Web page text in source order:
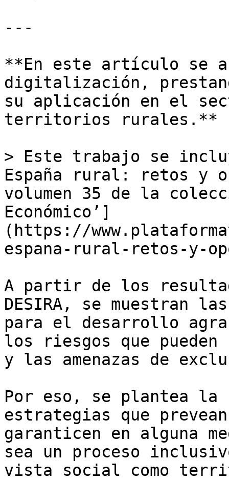
---
**En este artículo se
digitalización,
su aplicación en el
territorios rurales.**
> Este trabajo se
España rural: retos y
volumen 35 de la
Económico’]
(https://
espana-rural-retos-y-
A partir de los
DESIRA, se muestran
para el desarrollo
los riesgos que
y las amenazas de
Por eso, se plantea la
estrategias que
garanticen en alguna
sea un proceso
vista social como